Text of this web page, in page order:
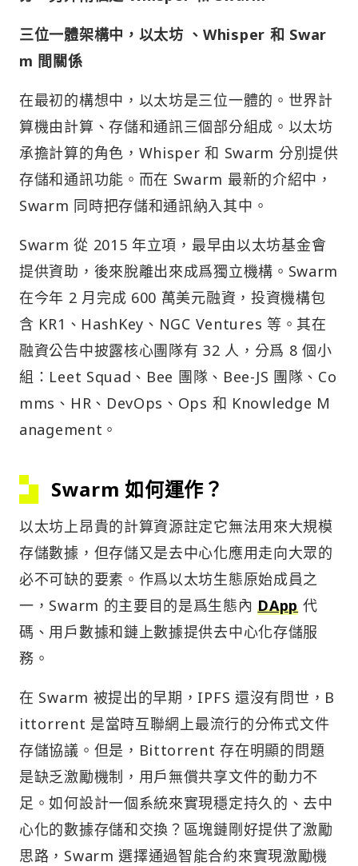
三位一體架構中，以太坊 、Whisper 和 Swar
m 間關係
在最初的構想中，以太坊是三位一體的。世界計
算機由計算、存儲和通訊三個部分組成。以太坊
承擔計算的角色，Whisper 和 Swarm 分別提供
存儲和通訊功能。而在 Swarm 最新的介紹中，
Swarm 同時把存儲和通訊納入其中。
Swarm 從 2015 年立項，最早由以太坊基金會
提供資助，後來脫離出來成爲獨立機構。Swarm
在今年 2 月完成 600 萬美元融資，投資機構包
含 KR1、HashKey、NGC Ventures 等。其在
融資公告中披露核心團隊有 32 人，分爲 8 個小
組：Leet Squad、Bee 團隊、Bee-JS 團隊、Co
mms、HR、DevOps、Ops 和 Knowledge M
anagement。
Swarm 如何運作？
以太坊上昂貴的計算資源註定它無法用來大規模
存儲數據，但存儲又是去中心化應用走向大眾的
必不可缺的要素。作爲以太坊生態原始成員之
一，Swarm 的主要目的是爲生態內DApp 代
碼、用戶數據和鏈上數據提供去中心化存儲服
務。
在 Swarm 被提出的早期，IPFS 還沒有問世，B
ittorrent 是當時互聯網上最流行的分佈式文件
存儲協議。但是，Bittorrent 存在明顯的問題
是缺乏激勵機制，用戶無償共享文件的動力不
足。如何設計一個系統來實現穩定持久的、去中
心化的數據存儲和交換？區塊鏈剛好提供了激勵
思路，Swarm 選擇通過智能合約來實現激勵機